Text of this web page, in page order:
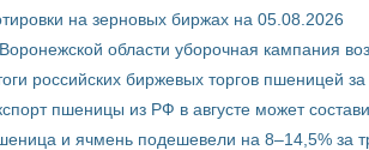
на зерновых биржах на 05.08.2026
области уборочная кампания
российских биржевых торгов пшеницей за
пшеницы из РФ в августе может
и ячмень подешевели на 8–14,5% за